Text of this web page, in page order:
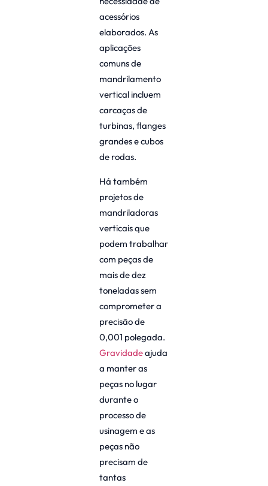
acessórios
elaborados. As
aplicações
comuns de
mandrilamento
vertical incluem
carcaças de
turbinas, flanges
grandes e cubos
de rodas.
Há também
projetos de
mandriladoras
verticais que
podem trabalhar
com peças de
mais de dez
toneladas sem
comprometer a
precisão de
0,001 polegada.
Gravidadeajuda
a manter as
peças no lugar
durante o
processo de
usinagem e as
peças não
precisam de
tantas